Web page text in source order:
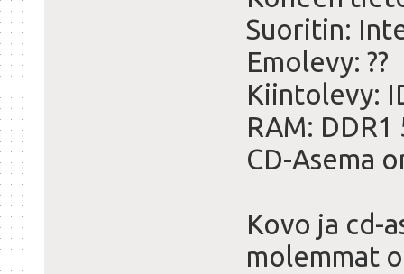
Suoritin:
Emolevy: ??
Kiintolevy:
RAM:
CD-Asema
Kovo ja cd-
molemmat